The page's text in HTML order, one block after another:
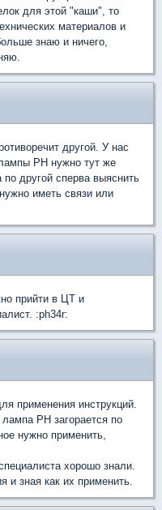
для этой "каши", то
материалов и
знаю и ничего,
другой. У нас
лампы РН нужно тут же
другой сперва выяснить
иметь связи или
прийти в ЦТ и
:ph34r:
применения инструкций.
РН загорается по
нужно применить,
хорошо знали.
и зная как их применить.